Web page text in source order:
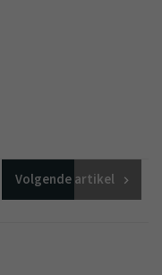
Volgendeartikel